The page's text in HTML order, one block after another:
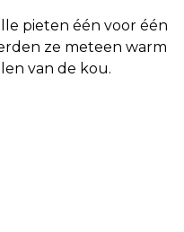
pieten één voor één
ze meteen warm
van de kou.